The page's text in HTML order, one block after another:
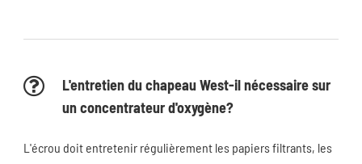
L'entretien du chapeau West-il nécessaire sur
un concentrateur d'oxygène?
L'écrou doit entretenir régulièrement les papiers filtrants, les